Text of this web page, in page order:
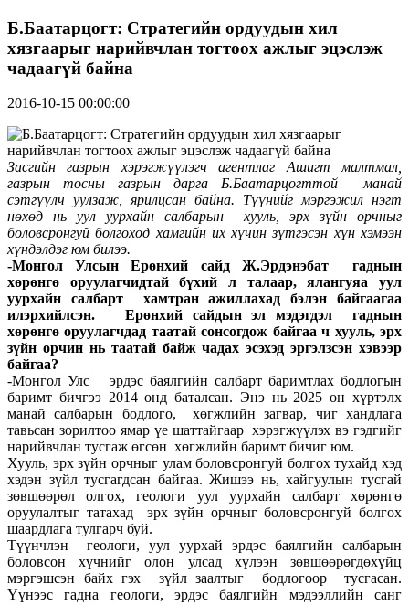
Б.Баатарцогт: Стратегийн ордуудын хил
хязгаарыг нарийвчлан тогтоох ажлыг эцэслэж
чадаагүй байна
2016-10-15 00:00:00
Засгийн газрын хэрэгжүүлэгч агентлаг Ашигт малтмал,
газрын тосны газрын дарга Б.Баатарцогттой манай
сэтгүүлч уулзаж, ярилцсан байна. Түүнийг мэргэжил нэгт
нөхөд нь уул уурхайн салбарын хууль, эрх зүйн орчныг
боловсронгуй болгоход хамгийн их хүчин зүтгэсэн хүн хэмээн
хүндэлдэг юм билээ.
-Монгол Улсын Ерөнхий сайд Ж.Эрдэнэбат гаднын
хөрөнгө оруулагчидтай бүхий л талаар, ялангуяа уул
уурхайн салбарт хамтран ажиллахад бэлэн байгаагаа
илэрхийлсэн. Ерөнхий сайдын эл мэдэгдэл гаднын
хөрөнгө оруулагчдад таатай сонсогдож байгаа ч хууль, эрх
зүйн орчин нь таатай байж чадах эсэхэд эргэлзсэн хэвээр
байгаа?
-Монгол Улс эрдэс баялгийн салбарт баримтлах бодлогын
баримт бичгээ 2014 онд баталсан. Энэ нь 2025 он хүртэлх
манай салбарын бодлого, хөгжлийн загвар, чиг хандлага
тавьсан зорилтоо ямар үе шаттайгаар хэрэгжүүлэх вэ гэдгийг
нарийвчлан тусгаж өгсөн хөгжлийн баримт бичиг юм.
Хууль, эрх зүйн орчныг улам боловсронгуй болгох тухайд хэд
хэдэн зүйл тусгагдсан байгаа. Жишээ нь, хайгуулын тусгай
зөвшөөрөл олгох, геологи уул уурхайн салбарт хөрөнгө
оруулалтыг татахад эрх зүйн орчныг боловсронгуй болгох
шаардлага тулгарч буй.
Түүнчлэн геологи, уул уурхай эрдэс баялгийн салбарын
боловсон хүчнийг олон улсад хүлээн зөвшөөрөгдөхүйц
мэргэшсэн байх гэх зүйл заалтыг бодлогоор тусгасан.
Үүнээс гадна геологи, эрдэс баялгийн мэдээллийн санг